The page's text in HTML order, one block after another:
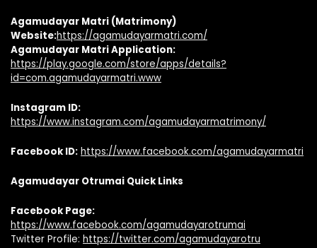
Agamudayar Matri (Matrimony)
Website:https://agamudayarmatri.com/
Agamudayar Matri Application:
https://play.google.com/store/apps/details?
id=com.agamudayarmatri.www
Instagram ID:
https://www.instagram.com/agamudayarmatrimony/
Facebook ID: https://www.facebook.com/agamudayarmatri
Agamudayar Otrumai Quick Links
Facebook Page:
https://www.facebook.com/agamudayarotrumai
Twitter Profile: https://twitter.com/agamudayarotru